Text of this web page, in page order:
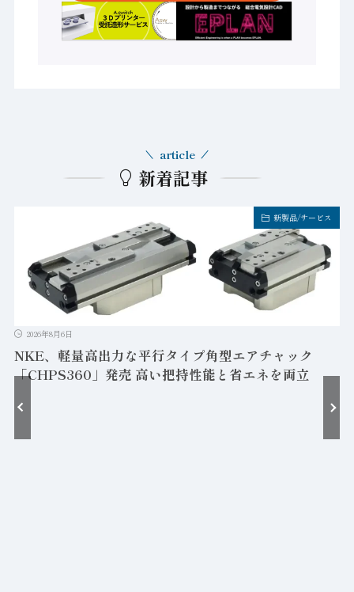
新着記事
article
新製品/サービス
2026年8月6日
NKE、軽量高出力な平行タイプ角型エアチャック
「CHPS360」発売 高い把持性能と省エネを両立